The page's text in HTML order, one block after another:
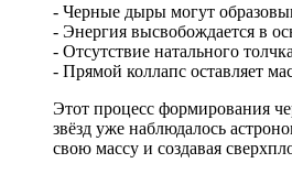
- Черные дыры могут
- Энергия высвобождается в
- Отсутствие натального
- Прямой коллапс оставляет
Этот процесс формирования
звёзд уже наблюдалось
свою массу и создавая